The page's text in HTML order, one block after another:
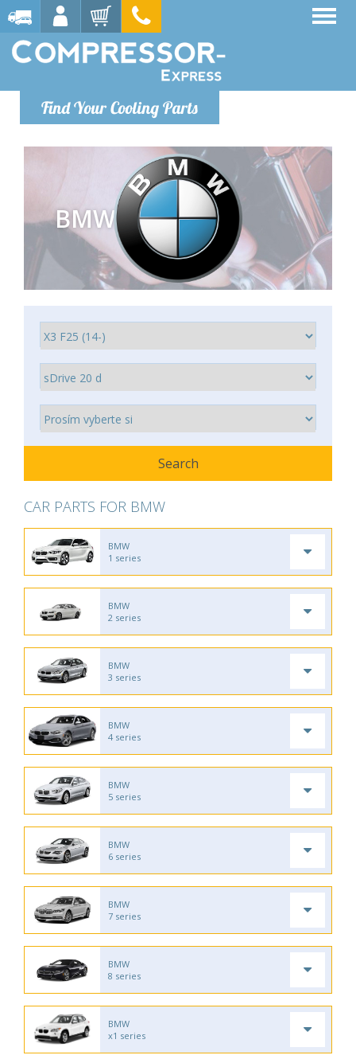
Find Your Cooling Parts
BMW
CAR PARTS FOR BMW
BMW
1 series
BMW
2 series
BMW
3 series
BMW
4 series
BMW
5 series
BMW
6 series
BMW
7 series
BMW
8 series
BMW
x1 series